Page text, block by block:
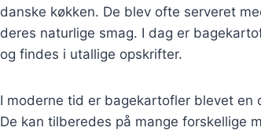
danske køkken. De blev ofte serveret
deres naturlige smag. I dag er
og findes i utallige opskrifter.
I moderne tid er bagekartofler blevet
De kan tilberedes på mange forskellige